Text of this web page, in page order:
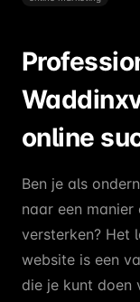
online
Ben je als
naar een
versterken? Het
website is een
die je kunt doen